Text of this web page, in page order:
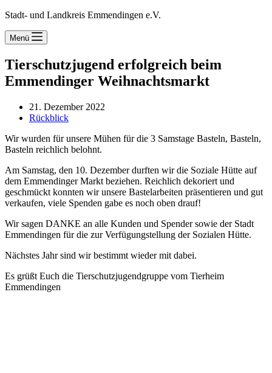
Stadt- und Landkreis Emmendingen e.V.
Menü
Tierschutzjugend erfolgreich beim
Emmendinger Weihnachtsmarkt
21. Dezember 2022
Rückblick
Wir wurden für unsere Mühen für die 3 Samstage Basteln, Basteln,
Basteln reichlich belohnt.
Am Samstag, den 10. Dezember durften wir die Soziale Hütte auf
dem Emmendinger Markt beziehen. Reichlich dekoriert und
geschmückt konnten wir unsere Bastelarbeiten präsentieren und gut
verkaufen, viele Spenden gabe es noch oben drauf!
Wir sagen DANKE an alle Kunden und Spender sowie der Stadt
Emmendingen für die zur Verfügungstellung der Sozialen Hütte.
Nächstes Jahr sind wir bestimmt wieder mit dabei.
Es grüßt Euch die Tierschutzjugendgruppe vom Tierheim
Emmendingen